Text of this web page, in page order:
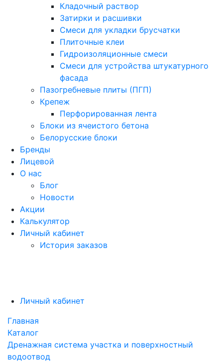
Кладочный раствор
Затирки и расшивки
Смеси для укладки брусчатки
Плиточные клеи
Гидроизоляционные смеси
Смеси для устройства штукатурного
фасада
Пазогребневые плиты (ПГП)
Крепеж
Перфорированная лента
Блоки из ячеистого бетона
Белорусские блоки
Бренды
Лицевой
О нас
Блог
Новости
Акции
Калькулятор
Личный кабинет
История заказов
Личный кабинет
Главная
Каталог
Дренажная система участка и поверхностный
водоотвод